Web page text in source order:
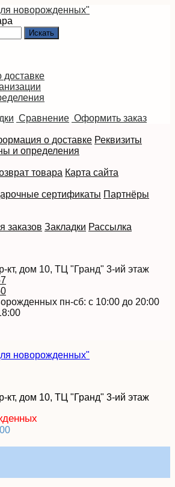
Сравнение Оформить заказ
о доставке Реквизиты
и определения
товара Карта сайта
сертификаты Партнёры
заказов Закладки Рассылка
кт, дом 10, ТЦ "Гранд" 3-ий этаж
пн-сб: с 10:00 до 20:00
кт, дом 10, ТЦ "Гранд" 3-ий этаж